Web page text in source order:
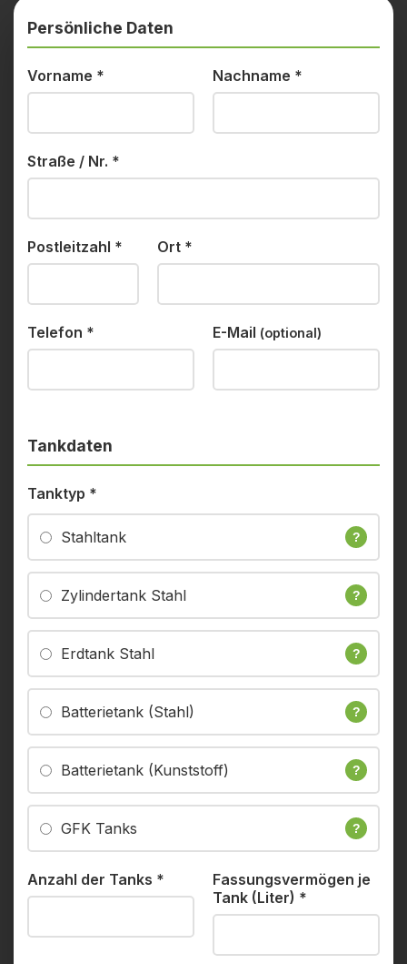
Persönliche Daten
Vorname * Nachname *
Straße / Nr. *
Postleitzahl * Ort *
Telefon * E-Mail (optional)
Tankdaten
Tanktyp *
Stahltank ?
Zylindertank Stahl ?
Erdtank Stahl ?
Batterietank (Stahl) ?
Batterietank (Kunststoff) ?
GFK Tanks ?
Anzahl der Tanks *
Fassungsvermögen je
Tank (Liter) *